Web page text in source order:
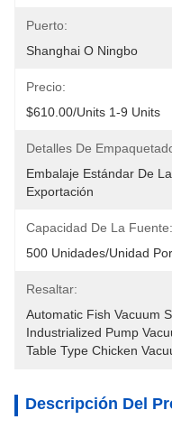
Puerto:
Shanghai O Ningbo
Precio:
$610.00/units 1-9 Units
Detalles De
Embalaje Estándar De
Exportación
Capacidad De La Fuente:
500 Unidades/unidad
Resaltar:
Automatic Fish Vacuum
Industrialized Pump
Table Type Chicken
Descripción Del